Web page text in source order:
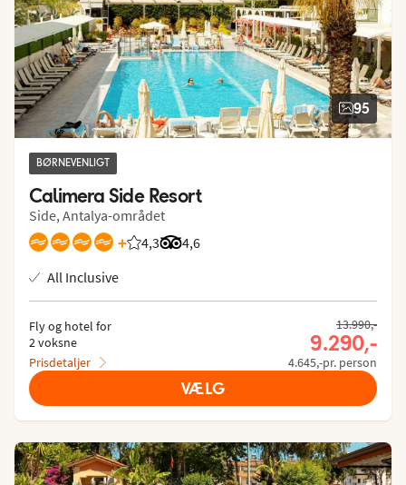
95
BØRNEVENLIGT
Calimera Side Resort
Side, Antalya-området
+ 4,3
Bedømmelse fra Spies gæster: 4.258/5
4,6
Bedømmelse fra Tripadvisor: 4.6 of 5
All Inclusive
Fly og hotel for
2 voksne
Prisdetaljer
13.990,-
9.290,-
4.645,-pr. person
VÆLG